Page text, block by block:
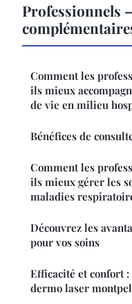
Professionnels
Comment les
ils mieux
de vie en milieu
Bénéfices de
Comment les
ils mieux gérer les
maladies
Découvrez les
pour vos soins
Efficacité et confort
dermo laser